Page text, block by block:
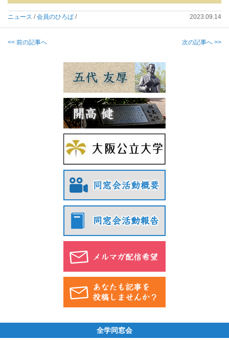
ニュース /会員のひろば / 2023.09.14
<< 前の記事へ 次の記事へ >>
全学同窓会